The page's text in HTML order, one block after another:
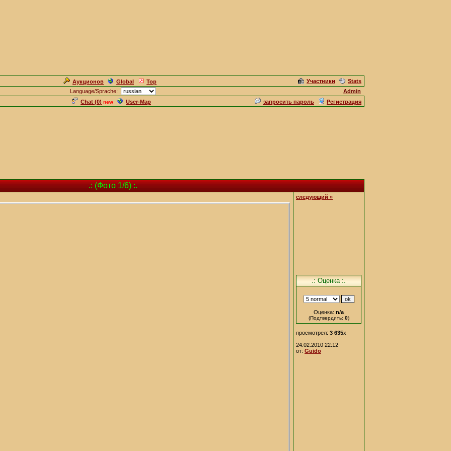
Аукционов Global Top Участники
Stats
Language/Sprache:
Admin
Chat (0) new User-Map запросить пароль Регистрация
.: (Фото 1/6) :.
следующий »
.: Оценка :.
Оценка: n/a
(Подтвердить: 0)
просмотрел: 3 635x
24.02.2010 22:12
от: Guido